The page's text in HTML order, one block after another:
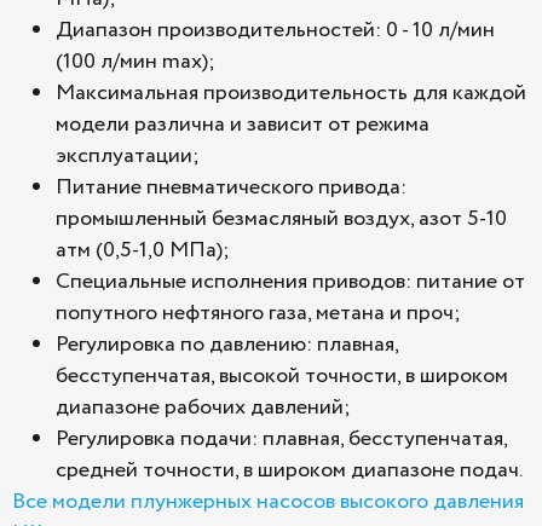
Диапазон производительностей: 0 - 10 л/мин
(100 л/мин max);
Максимальная производительность для каждой
модели различна и зависит от режима
эксплуатации;
Питание пневматического привода:
промышленный безмасляный воздух, азот 5-10
атм (0,5-1,0 МПа);
Специальные исполнения приводов: питание от
попутного нефтяного газа, метана и проч;
Регулировка по давлению: плавная,
бесступенчатая, высокой точности, в широком
диапазоне рабочих давлений;
Регулировка подачи: плавная, бесступенчатая,
средней точности, в широком диапазоне подач.
Все модели плунжерных насосов высокого давления